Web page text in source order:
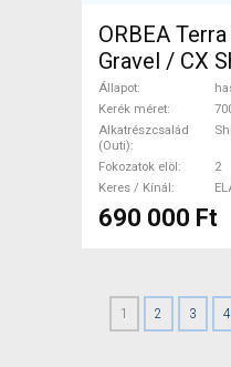
ORBEA
Gravel / CX
tárcsafék
Állapot
Kerék méret
Alkatrészcsalád
(Outi)
Fokozatok elöl
2
Keres / Kínál
690 000 Ft
1 2 3 4